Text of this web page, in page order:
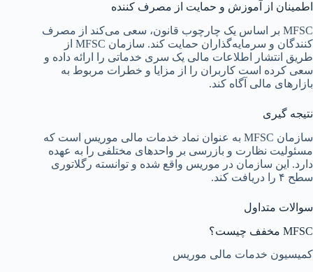
اطمینان از آموزش و حمایت از مصرف کننده
MFSC بر اساس یک چارچوب قانون، سعی می‌کند از مصرف
کنندگان و سرمایه‌گذاران حمایت کند. سازمان MFSC از
طریق انتشار اطلاعات مالی یک سری خدماتی را ارائه داده و
سعی کرده است کاربران را از مزایا و خطرات مربوط به
بازارهای مالی آگاه کند.
نتیجه گیری
سازمان MFSC به عنوان نماد خدمات مالی موریس است که
مسئولیت نظارت و بازرسی بر واحدهای مختلفی را به عهده
دارد. این سازمان در موریس واقع شده و توانسته رگلاتوری
سطح ۴ را دریافت کند.
سوالات متداول
MFSC مخفف چیست؟
کمیسیون خدمات مالی موریس